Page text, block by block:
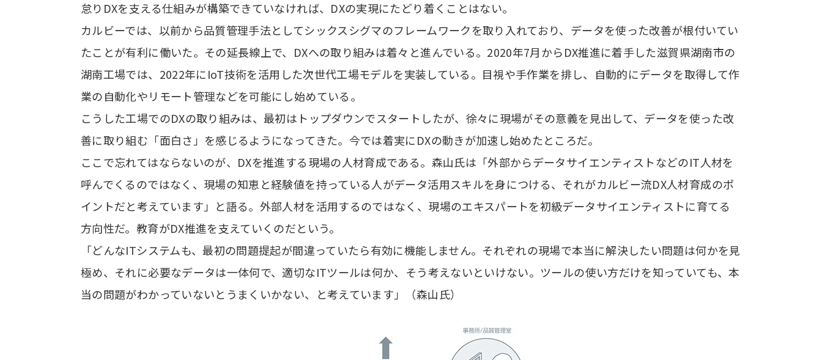
怠りDXを支える仕組みが構築できていなければ、DXの実現にたどり着くことはない。
カルビーでは、以前から品質管理手法としてシックスシグマのフレームワークを取り入れており、データを使った改善が根付いてい
たことが有利に働いた。その延長線上で、DXへの取り組みは着々と進んでいる。2020年7月からDX推進に着手した滋賀県湖南市の
湖南工場では、2022年にIoT技術を活用した次世代工場モデルを実装している。目視や手作業を排し、自動的にデータを取得して作
業の自動化やリモート管理などを可能にし始めている。
こうした工場でのDXの取り組みは、最初はトップダウンでスタートしたが、徐々に現場がその意義を見出して、データを使った改
善に取り組む「面白さ」を感じるようになってきた。今では着実にDXの動きが加速し始めたところだ。
ここで忘れてはならないのが、DXを推進する現場の人材育成である。森山氏は「外部からデータサイエンティストなどのIT人材を
呼んでくるのではなく、現場の知恵と経験値を持っている人がデータ活用スキルを身につける、それがカルビー流DX人材育成のポ
イントだと考えています」と語る。外部人材を活用するのではなく、現場のエキスパートを初級データサイエンティストに育てる
方向性だ。教育がDX推進を支えていくのだという。
「どんなITシステムも、最初の問題提起が間違っていたら有効に機能しません。それぞれの現場で本当に解決したい問題は何かを見
極め、それに必要なデータは一体何で、適切なITツールは何か、そう考えないといけない。ツールの使い方だけを知っていても、本
当の問題がわかっていないとうまくいかない、と考えています」（森山氏）